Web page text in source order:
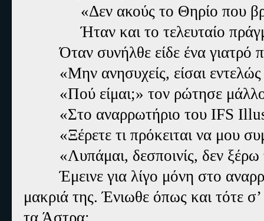
«Δεν ακούς το Θηρίο που
Ήταν και το τελευταίο
Όταν συνήλθε είδε ένα γιατρό
«Μην ανησυχείς, είσαι
«Πού είμαι;» τον ρώτησε
«Στο αναρρωτήριο του IFS
«Ξέρετε τι πρόκειται να μου
«Λυπάμαι, δεσποινίς, δεν
Έμεινε για λίγο μόνη στο
μακριά της. Ένιωθε όπως και τότε
τα Άστρα;